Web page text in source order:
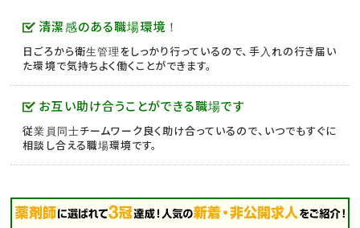
清潔感のある職場環境！
日ごろから衛生管理をしっかり行っているので、手入れの行き届い
た環境で気持ちよく働くことができます。
お互い助け合うことができる職場です
従業員同士チームワーク良く助け合っているので、いつでもすぐに
相談し合える職場環境です。